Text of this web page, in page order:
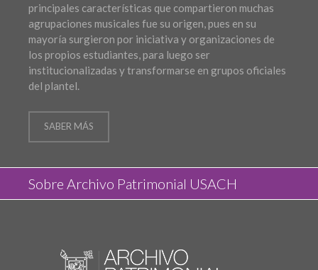
principales características que compartieron muchas
agrupaciones musicales fue su origen, pues en su
mayoría surgieron por iniciativa y organizaciones de
los propios estudiantes, para luego ser
institucionalizadas y transformarse en grupos oficiales
del plantel.
SABER MÁS
Sobre Archivo Patrimonial USACH